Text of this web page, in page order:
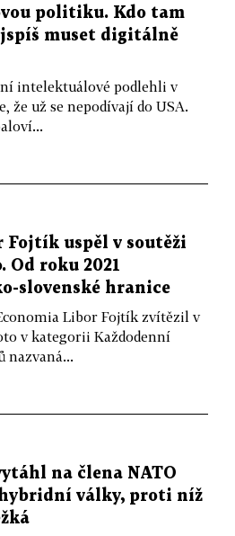
politiku. Kdo tam
muset digitálně
intelektuálové podlehli v
že už se nepodívají do USA.
Fojtík uspěl v soutěži
Od roku 2021
slovenské hranice
Libor Fojtík zvítězil v
v kategorii Každodenní
nazvaná...
na člena NATO
války, proti níž